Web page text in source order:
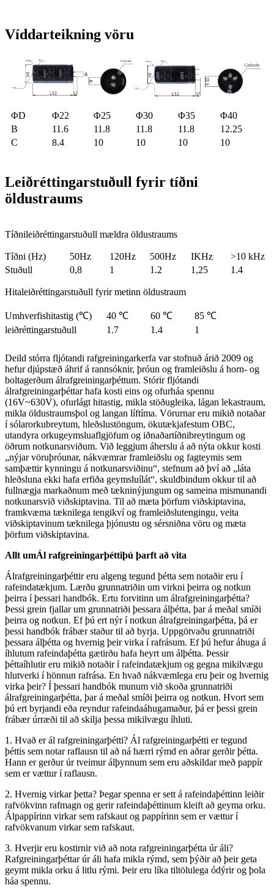
Víddarteikning vöru
ΦD Φ22 Φ25 Φ30 Φ35
Φ40
B
11.6 11.8 11.8 11.8
12.25
C
8.4 10 10 10 10
Leiðréttingarstuðull fyrir tíðni
öldustraums
Tíðnileiðréttingarstuðull mældra öldustraums
Tíðni (Hz) 50Hz 120Hz 500Hz IKHz
>10 kHz
Stuðull
0,8 1 1.2 1,25 1.4
Hitaleiðréttingarstuðull fyrir metinn öldustraum
Umhverfishitastig (℃) 40 ℃ 60 ℃
85 ℃
leiðréttingarstuðull
1.7 1.4 1
Deild stórra fljótandi rafgreiningarkerfa var stofnuð árið 2009 og
hefur djúpstæð áhrif á rannsóknir, þróun og framleiðslu á horn- og
boltagerðum álrafgreiningarþéttum. Stórir fljótandi
álrafgreiningarþéttar hafa kosti eins og ofurháa spennu
(16V~630V), ofurlágt hitastig, mikla stöðugleika, lágan lekastraum,
mikla öldustraumsþol og langan líftíma. Vörurnar eru mikið notaðar
í sólarorkubreytum, hleðslustöngum, ökutækjafestum OBC,
utandyra orkugeymsluaflgjöfum og iðnaðartíðnibreytingum og
öðrum notkunarsviðum. Við leggjum áherslu á að nýta okkur kosti
„nýjar vöruþróunar, nákvæmrar framleiðslu og fagteymis sem
samþættir kynningu á notkunarsviðinu“, stefnum að því að „láta
hleðsluna ekki hafa erfiða geymsluílát“, skuldbindum okkur til að
fullnægja markaðnum með tækninýjungum og sameina mismunandi
notkunarsvið viðskiptavina. Til að mæta þörfum viðskiptavina,
framkvæma tæknilega tengikví og framleiðslutengingu, veita
viðskiptavinum tæknilega þjónustu og sérsniðna vöru og mæta
þörfum viðskiptavina.
Allt umÁl rafgreiningarþéttiþú þarft að vita
Álrafgreiningarþéttir eru algeng tegund þétta sem notaðir eru í
rafeindatækjum. Lærðu grunnatriðin um virkni þeirra og notkun
þeirra í þessari handbók. Ertu forvitinn um álrafgreiningarþétta?
Þessi grein fjallar um grunnatriði þessara álþétta, þar á meðal smíði
þeirra og notkun. Ef þú ert nýr í notkun álrafgreiningarþétta, þá er
þessi handbók frábær staður til að byrja. Uppgötvaðu grunnatriði
þessara álþétta og hvernig þeir virka í rafrásum. Ef þú hefur áhuga á
íhlutum rafeindaþétta gætirðu hafa heyrt um álþétta. Þessir
þéttaíhlutir eru mikið notaðir í rafeindatækjum og gegna mikilvægu
hlutverki í hönnun rafrása. En hvað nákvæmlega eru þeir og hvernig
virka þeir? Í þessari handbók munum við skoða grunnatriði
álrafgreiningarþétta, þar á meðal smíði þeirra og notkun. Hvort sem
þú ert byrjandi eða reyndur rafeindaáhugamaður, þá er þessi grein
frábær úrræði til að skilja þessa mikilvægu íhluti.
1. Hvað er ál rafgreiningarþétti? Ál rafgreiningarþétti er tegund
þéttis sem notar raflausn til að ná hærri rýmd en aðrar gerðir þétta.
Hann er gerður úr tveimur álþynnum sem eru aðskildar með pappír
sem er vættur í raflausn.
2. Hvernig virkar þetta? Þegar spenna er sett á rafeindaþéttinn leiðir
rafvökvinn rafmagn og gerir rafeindaþéttinum kleift að geyma orku.
Álpappírinn virkar sem rafskaut og pappírinn sem er vættur í
rafvökvanum virkar sem rafskaut.
3. Hverjir eru kostirnir við að nota rafgreiningarþétta úr áli?
Rafgreiningarþéttar úr áli hafa mikla rýmd, sem þýðir að þeir geta
geymt mikla orku á litlu rými. Þeir eru líka tiltölulega ódýrir og þola
háa spennu.